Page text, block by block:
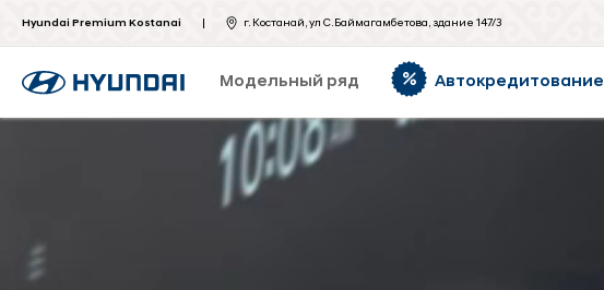
Hyundai Premium Kostanai г. Костанай, ул С.Баймагамбетова, здание 147/3
Модельный ряд Автокредитование